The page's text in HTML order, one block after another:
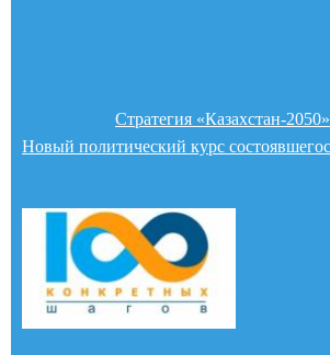
Стратегия «Казахстан-
Новый политический курс